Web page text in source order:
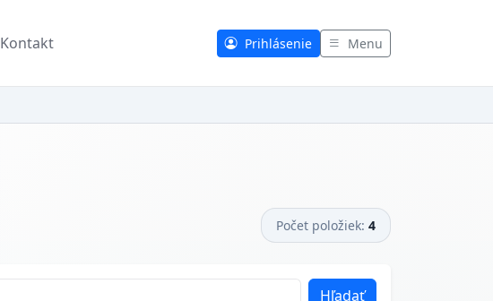
Kontakt Prihlásenie Menu
Počet položiek: 4
Hľadať